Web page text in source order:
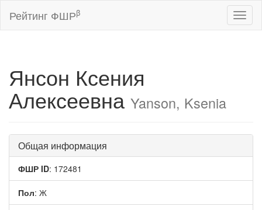
Рейтинг ФШРβ
Янсон Ксения
Алексеевна Yanson, Ksenia
Общая информация
ФШР ID: 172481
Пол: Ж